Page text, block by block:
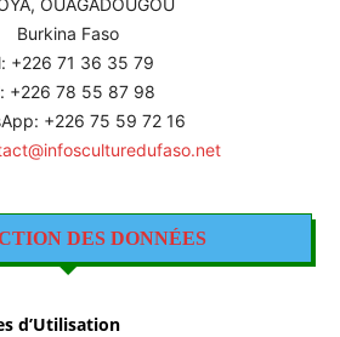
Burkina Faso
+226 71 36 35 79
+226 78 55 87 98
+226 75 59 72 16
DES DONNÉES
d’Utilisation